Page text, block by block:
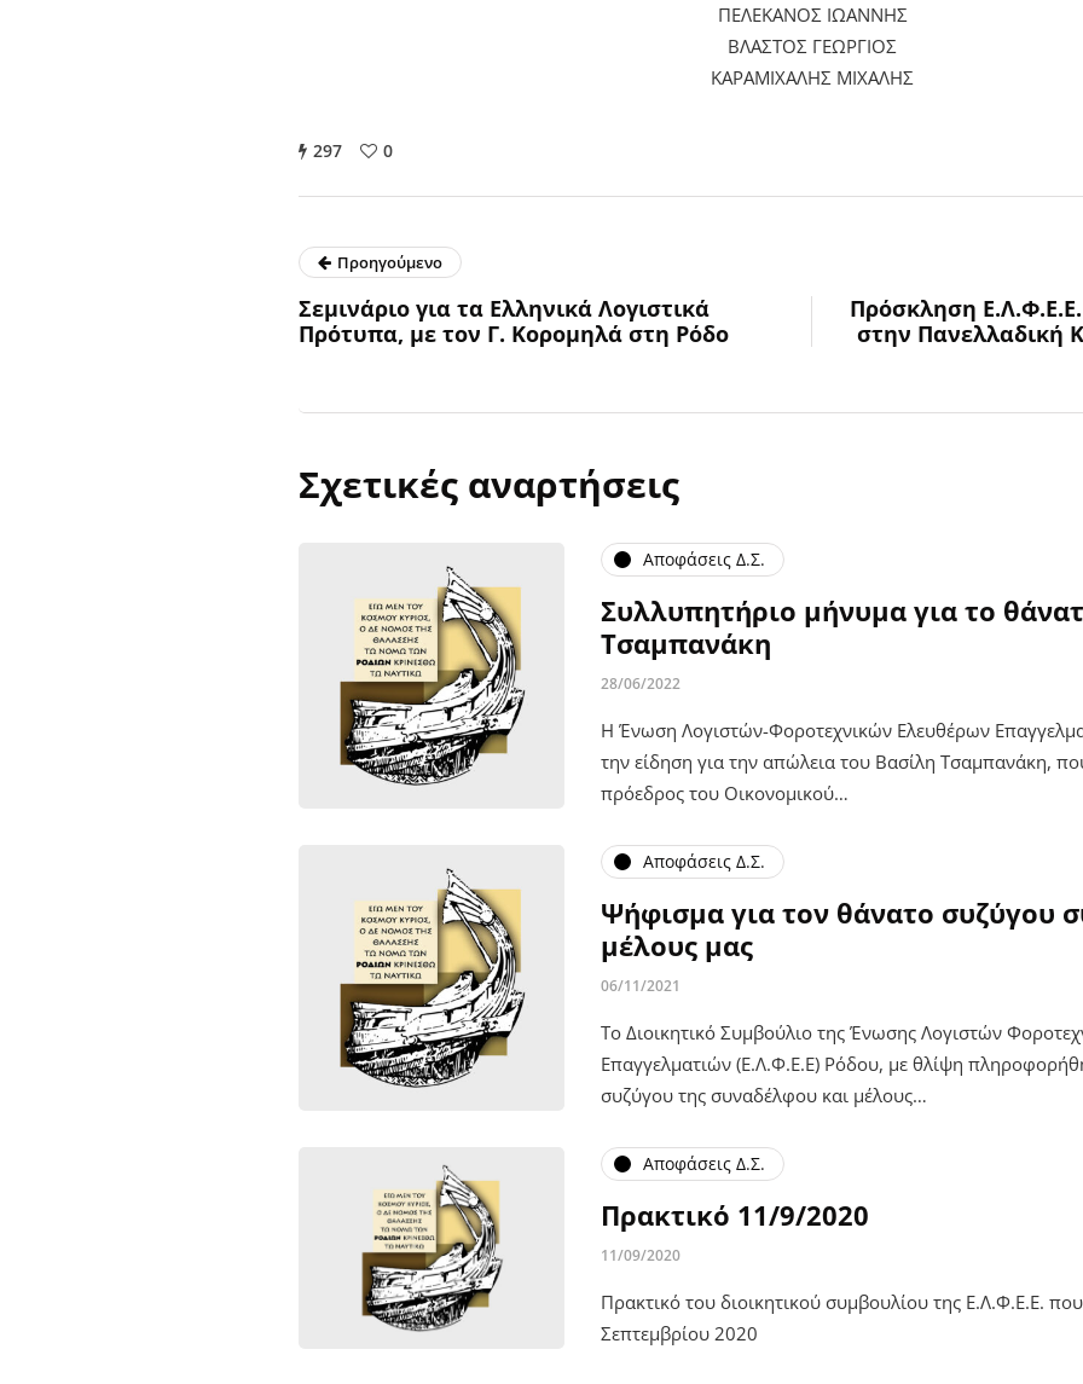
ΠΕΛΕΚΑΝΟΣ ΙΩΑΝΝΗΣ
ΒΛΑΣΤΟΣ ΓΕΩΡΓΙΟΣ
ΚΑΡΑΜΙΧΑΛΗΣ ΜΙΧΑΛΗΣ
297 0
Προηγούμενο
Σεμινάριο για τα Ελληνικά Λογιστικά
Πρότυπα, με τον Γ. Κορομηλά στη Ρόδο
Πρόσκληση
στην Πανελλαδική
Σχετικές αναρτήσεις
Αποφάσεις Δ.Σ.
Συλλυπητήριο μήνυμα για το
Τσαμπανάκη
28/06/2022
Η Ένωση Λογιστών-Φοροτεχνικών Ελευθέρων
την είδηση για την απώλεια του Βασίλη Τσαμπανάκη,
πρόεδρος του Οικονομικού…
Αποφάσεις Δ.Σ.
Ψήφισμα για τον θάνατο συζύγου
μέλους μας
06/11/2021
Το Διοικητικό Συμβούλιο της Ένωσης Λογιστών
Επαγγελματιών (Ε.Λ.Φ.Ε.Ε) Ρόδου, με θλίψη
συζύγου της συναδέλφου και μέλους…
Αποφάσεις Δ.Σ.
Πρακτικό 11/9/2020
11/09/2020
Πρακτικό του διοικητικού συμβουλίου της Ε.Λ.Φ.Ε.Ε.
Σεπτεμβρίου 2020